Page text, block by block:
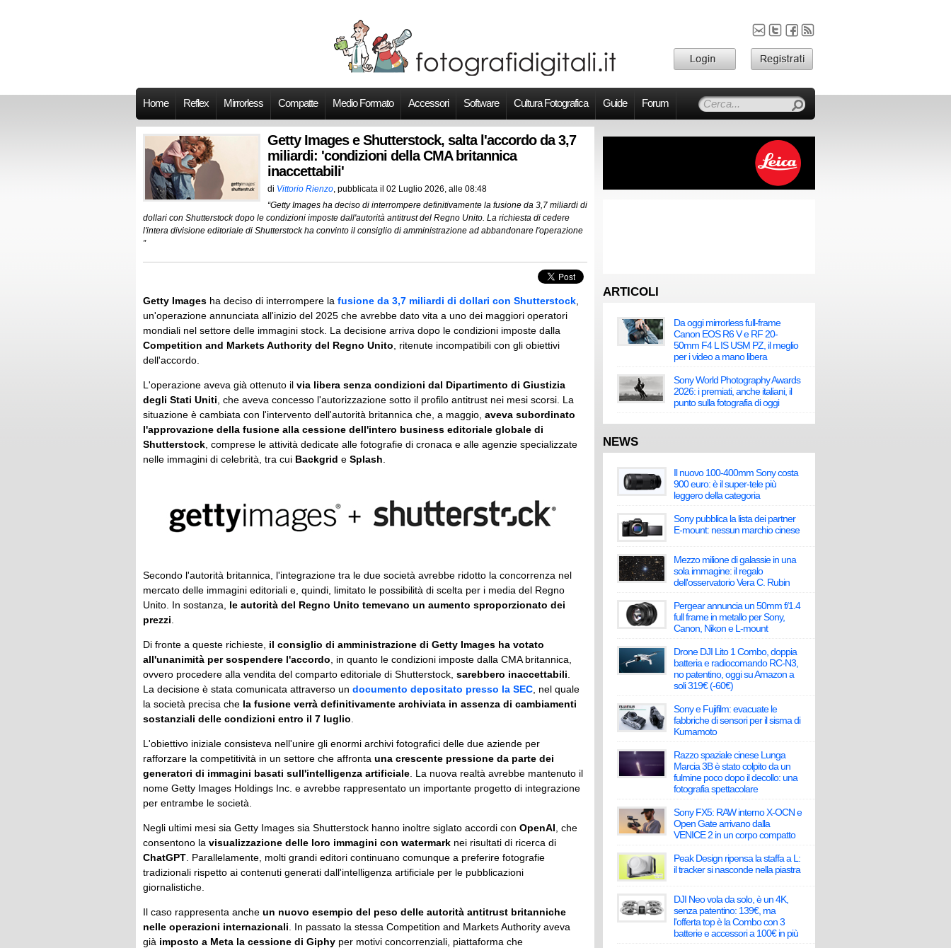
Home Reflex Mirrorless Compatte Medio Formato Accessori Software Cultura Fotografica Guide Forum
Getty Images e Shutterstock, salta l'accordo da 3,7
miliardi: 'condizioni della CMA britannica
inaccettabili'
di Vittorio Rienzo, pubblicata il 02 Luglio 2026, alle 08:48
“Getty Images ha deciso di interrompere definitivamente la fusione da 3,7 miliardi di
dollari con Shutterstock dopo le condizioni imposte dall'autorità antitrust del Regno Unito. La richiesta di cedere
l'intera divisione editoriale di Shutterstock ha convinto il consiglio di amministrazione ad abbandonare l'operazione
”
Getty Images ha deciso di interrompere la fusione da 3,7 miliardi di dollari con Shutterstock
un'operazione annunciata all'inizio del 2025 che avrebbe dato vita a uno dei maggiori operatori
mondiali nel settore delle immagini stock. La decisione arriva dopo le condizioni imposte dalla
Competition and Markets Authority del Regno Unito , ritenute incompatibili con gli obiettivi
dell'accordo.
L'operazione aveva già ottenuto il via libera senza condizioni dal Dipartimento di Giustizia
degli Stati Uniti , che aveva concesso l'autorizzazione sotto il profilo antitrust nei mesi scorsi. La
situazione è cambiata con l'intervento dell'autorità britannica che, a maggio, aveva subordinato
l'approvazione della fusione alla cessione dell'intero business editoriale globale di
Shutterstock , comprese le attività dedicate alle fotografie di cronaca e alle agenzie specializzate
nelle immagini di celebrità, tra cui Backgrid e Splash
Secondo l'autorità britannica, l'integrazione tra le due società avrebbe ridotto la concorrenza nel
mercato delle immagini editoriali e, quindi, limitato le possibilità di scelta per i media del Regno
Unito. In sostanza, le autorità del Regno Unito temevano un aumento sproporzionato dei
prezzi
Di fronte a queste richieste, il consiglio di amministrazione di Getty Images ha votato
all'unanimità per sospendere l'accordo , in quanto le condizioni imposte dalla CMA britannica,
ovvero procedere alla vendita del comparto editoriale di Shutterstock, sarebbero inaccettabili
La decisione è stata comunicata attraverso un documento depositato presso la SEC , nel quale
la società precisa che la fusione verrà definitivamente archiviata in assenza di cambiamenti
sostanziali delle condizioni entro il 7 luglio
L'obiettivo iniziale consisteva nell'unire gli enormi archivi fotografici delle due aziende per
rafforzare la competitività in un settore che affronta una crescente pressione da parte dei
generatori di immagini basati sull'intelligenza artificiale . La nuova realtà avrebbe mantenuto il
nome Getty Images Holdings Inc. e avrebbe rappresentato un importante progetto di integrazione
per entrambe le società.
Negli ultimi mesi sia Getty Images sia Shutterstock hanno inoltre siglato accordi con OpenAI , che
consentono la visualizzazione delle loro immagini con watermark nei risultati di ricerca di
ChatGPT . Parallelamente, molti grandi editori continuano comunque a preferire fotografie
tradizionali rispetto ai contenuti generati dall'intelligenza artificiale per le pubblicazioni
giornalistiche.
Il caso rappresenta anche un nuovo esempio del peso delle autorità antitrust britanniche
nelle operazioni internazionali . In passato la stessa Competition and Markets Authority aveva
già imposto a Meta la cessione di Giphy per motivi concorrenziali, piattaforma che
ARTICOLI
Da oggi mirrorless full-frame
Canon EOS R6 V e RF 20-
50mm F4 L IS USM PZ, il meglio
per i video a mano libera
Sony World Photography Awards
2026: i premiati, anche italiani, il
punto sulla fotografia di oggi
NEWS
Il nuovo 100-400mm Sony costa
900 euro: è il super-tele più
leggero della categoria
Sony pubblica la lista dei partner
E-mount: nessun marchio cinese
Mezzo milione di galassie in una
sola immagine: il regalo
dell'osservatorio Vera C. Rubin
Pergear annuncia un 50mm f/1.4
full frame in metallo per Sony,
Canon, Nikon e L-mount
Drone DJI Lito 1 Combo, doppia
batteria e radiocomando RC-N3,
no patentino, oggi su Amazon a
soli 319€ (-60€)
Sony e Fujifilm: evacuate le
fabbriche di sensori per il sisma di
Kumamoto
Razzo spaziale cinese Lunga
Marcia 3B è stato colpito da un
fulmine poco dopo il decollo: una
fotografia spettacolare
Sony FX5: RAW interno X-OCN e
Open Gate arrivano dalla
VENICE 2 in un corpo compatto
Peak Design ripensa la staffa a L:
il tracker si nasconde nella piastra
DJI Neo vola da solo, è un 4K,
senza patentino: 139€, ma
l'offerta top è la Combo con 3
batterie e accessori a 100€ in più